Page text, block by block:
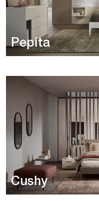
Pepita
Cushy